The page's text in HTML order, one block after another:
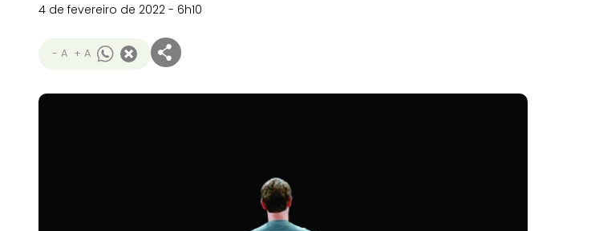
4 de fevereiro de 2022 - 6h10
- A + A